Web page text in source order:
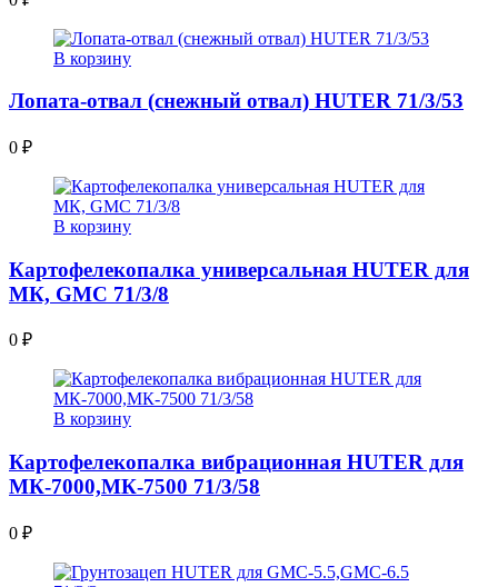
В корзину
Лопата-отвал (снежный отвал) HUTER 71/3/53
0 ₽
В корзину
Картофелекопалка универсальная HUTER для
МК, GMC 71/3/8
0 ₽
В корзину
Картофелекопалка вибрационная HUTER для
МК-7000,МК-7500 71/3/58
0 ₽